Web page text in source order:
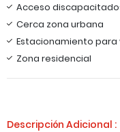
Acceso
Cerca zona urbana
Estacionamiento para
Zona residencial
Descripción Adicional :